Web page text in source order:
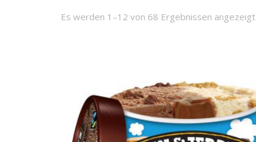
Es werden 1–12 von 68 Ergebnissen angezeigt